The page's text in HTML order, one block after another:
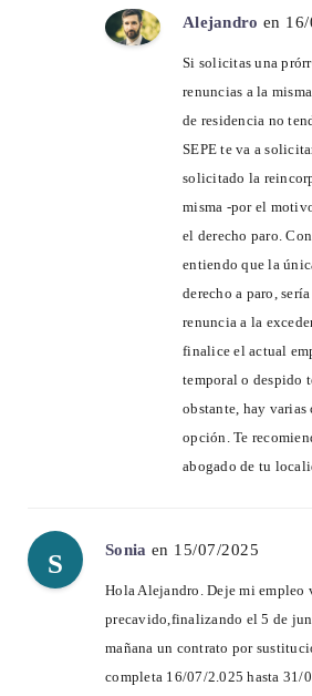
Alejandro en
Si solicitas una
renuncias a la
de residencia no
SEPE te va a
solicitado la
misma -por el
el derecho paro.
entiendo que la
derecho a paro,
renuncia a la
finalice el actual
temporal o despido
obstante, hay varias
opción. Te
abogado de tu
S Sonia en 15/07/2025
Hola Alejandro. Deje mi empleo
precavido,finalizando el 5 de
mañana un contrato por
completa 16/07/2.025 hasta 31/